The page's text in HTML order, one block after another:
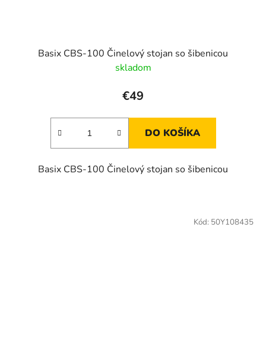
Basix CBS-100 Činelový stojan so šibenicou
skladom
€49
DO KOŠÍKA
Basix CBS-100 Činelový stojan so šibenicou
Kód: 50Y108435